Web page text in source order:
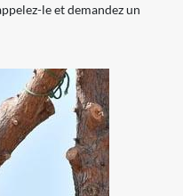
le et demandez un